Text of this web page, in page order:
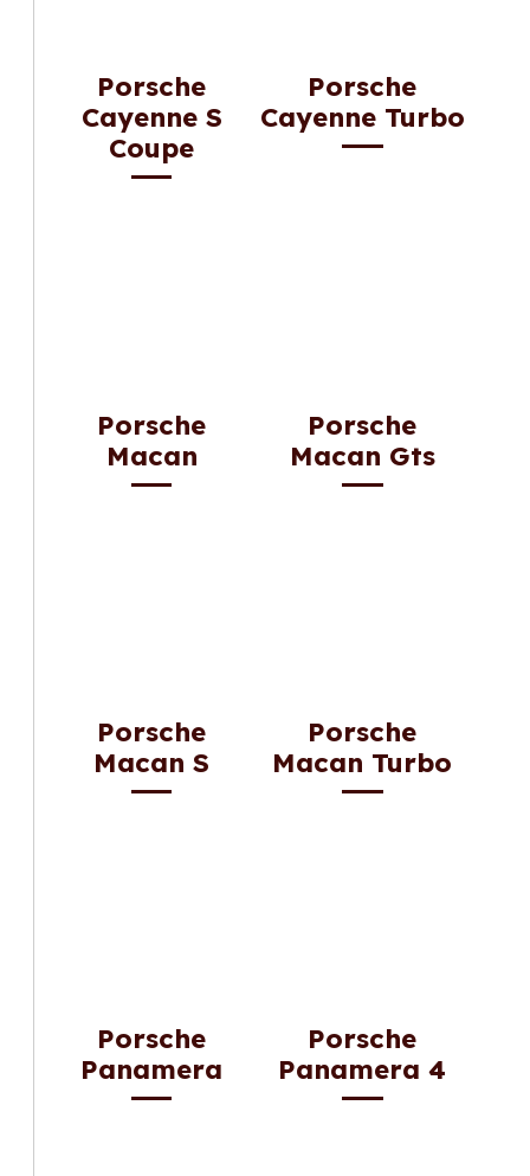
Porsche
Cayenne S
Coupe
Porsche
Cayenne Turbo
Porsche
Macan
Porsche
Macan Gts
Porsche
Macan S
Porsche
Macan Turbo
Porsche
Panamera
Porsche
Panamera 4